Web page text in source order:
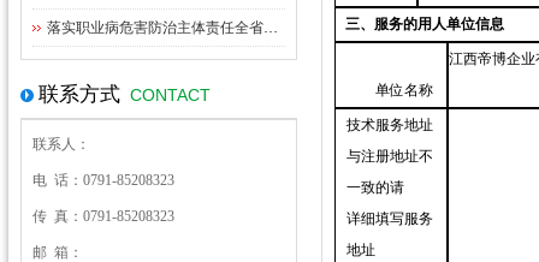
落实职业病危害防治主体责任全省职业卫生监管工作座谈会在九江召开
联系方式 CONTACT
联系人：
电 话：0791-85208323
传 真：0791-85208323
邮 箱：
三、服务的用人单位信息
单位名称
江西帝博企
技术服务地址
与注册地址不
一致的请
详细填写服务
地址